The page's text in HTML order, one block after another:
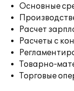
Основные
Расчет
Расчеты с
Товарно-
Торговые